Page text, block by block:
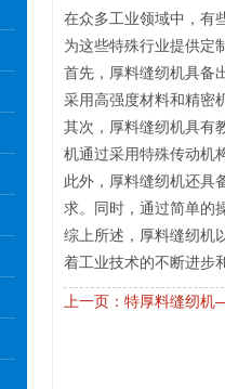
在众多工业领域中，有
为这些特殊行业提供定
首先，厚料缝纫机具备
采用高强度材料和精密
其次，厚料缝纫机具有
机通过采用特殊传动机
此外，厚料缝纫机还具
求。同时，通过简单的
综上所述，厚料缝纫机
着工业技术的不断进步
上一页：特厚料缝纫